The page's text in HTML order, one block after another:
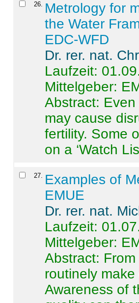
26. Metrology for
the Water
EDC-WFD
Dr. rer. nat.
Laufzeit:
Mittelgeber:
Abstract:
may cause
fertility. Some
on a ‘Watch
27. Examples of
EMUE
Dr. rer. nat.
Laufzeit:
Mittelgeber:
Abstract:
routinely
Awareness of